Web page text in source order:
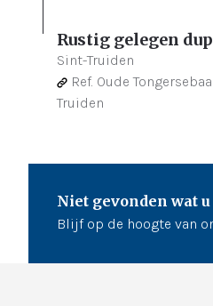
Sint-Truiden
Ref. Oude
Truiden
Niet gevonden wat u
Blijf op de hoogte van